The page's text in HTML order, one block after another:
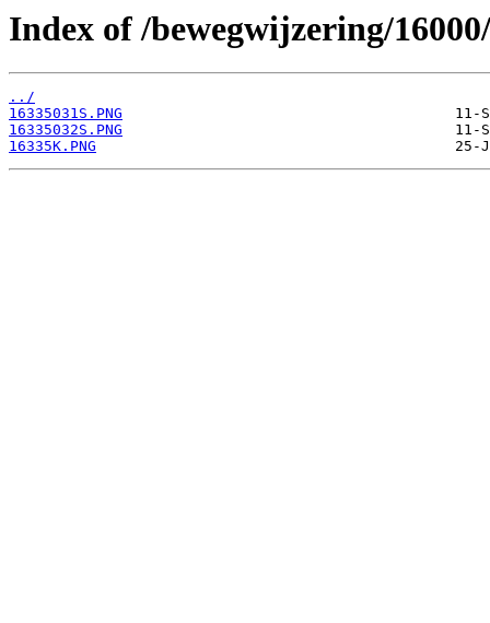
Index of /bewegwijzering/
../
16335031S.PNG
16335032S.PNG
16335K.PNG